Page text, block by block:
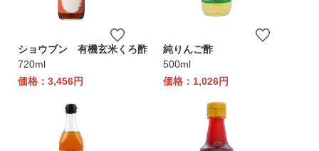
ショウブン 有機玄米くろ酢
720ml
価格：3,456円
純りんご酢
500ml
価格：1,026円